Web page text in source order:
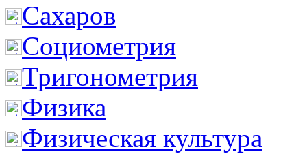
Сахаров
Социометрия
Тригонометрия
Физика
Физическая культура